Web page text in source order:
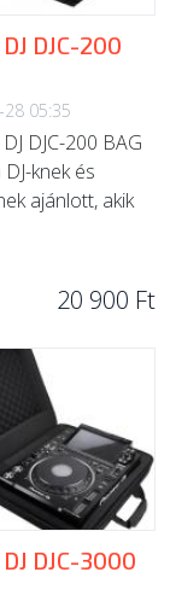
DJC-200
05:35
DJC-200 BAG
knek és
ajánlott, akik
20 900 Ft
DJC-3000